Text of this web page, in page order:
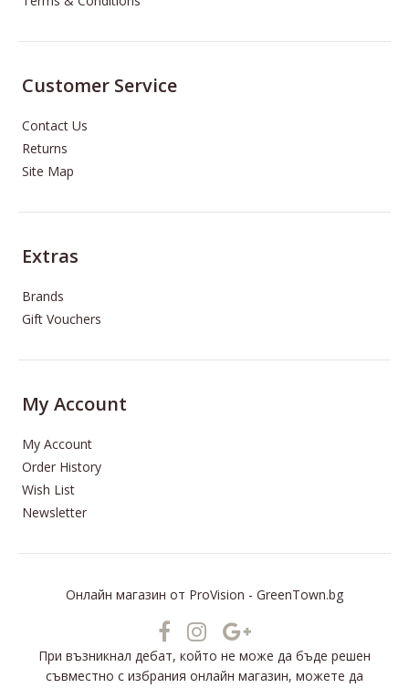
Customer Service
Contact Us
Returns
Site Map
Extras
Brands
Gift Vouchers
My Account
My Account
Order History
Wish List
Newsletter
Онлайн магазин от ProVision - GreenTown.bg
При възникнал дебат, който не може да бъде решен
съвместно с избрания онлайн магазин, можете да